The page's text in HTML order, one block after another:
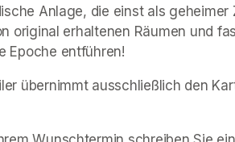
Anlage, die einst als
original erhaltenen Räumen und
Epoche entführen!
übernimmt ausschließlich den